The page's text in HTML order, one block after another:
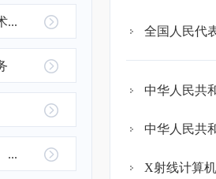
...
...
全国人民代
中华人民共
中华人民共
X射线计算